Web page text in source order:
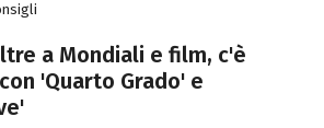
a Mondiali e film, c'è
'Quarto Grado' e